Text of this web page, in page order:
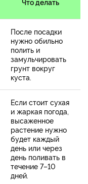
Что делать
После посадки
нужно обильно
полить и
замульчировать
грунт вокруг
куста.
Если стоит сухая
и жаркая погода,
высаженное
растение нужно
будет каждый
день или через
день поливать в
течение 7–10
дней.